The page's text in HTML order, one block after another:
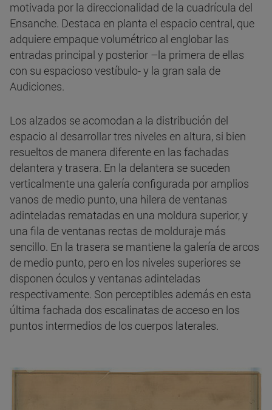
motivada por la direccionalidad de la cuadrícula del
Ensanche. Destaca en planta el espacio central, que
adquiere empaque volumétrico al englobar las
entradas principal y posterior –la primera de ellas
con su espacioso vestíbulo- y la gran sala de
Audiciones.
Los alzados se acomodan a la distribución del
espacio al desarrollar tres niveles en altura, si bien
resueltos de manera diferente en las fachadas
delantera y trasera. En la delantera se suceden
verticalmente una galería configurada por amplios
vanos de medio punto, una hilera de ventanas
adinteladas rematadas en una moldura superior, y
una fila de ventanas rectas de molduraje más
sencillo. En la trasera se mantiene la galería de arcos
de medio punto, pero en los niveles superiores se
disponen óculos y ventanas adinteladas
respectivamente. Son perceptibles además en esta
última fachada dos escalinatas de acceso en los
puntos intermedios de los cuerpos laterales.